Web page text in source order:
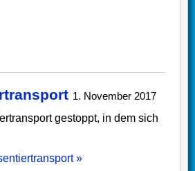
1. November 2017
gestoppt, in dem sich
»